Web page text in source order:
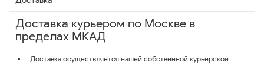
Доставка курьером по Москве в
пределах МКАД
Доставка осуществляется нашей собственной курьерской